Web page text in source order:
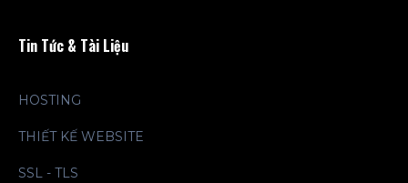
Tin Tức & Tài Liệu
HOSTING
THIẾT KẾ WEBSITE
SSL - TLS